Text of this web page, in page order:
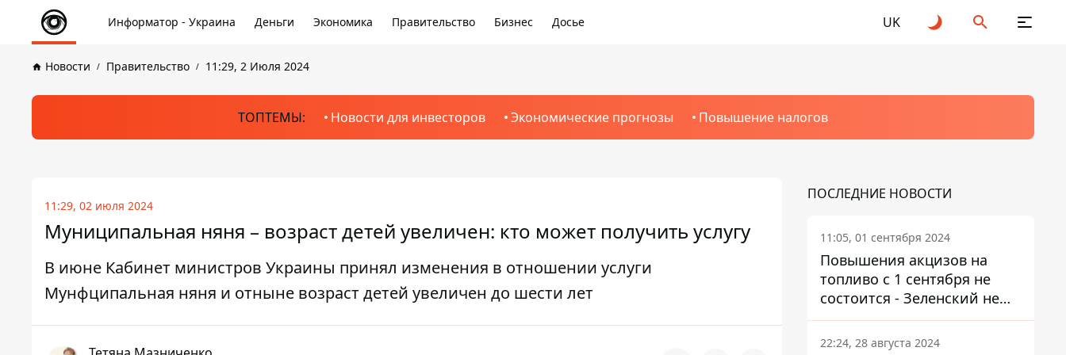
Информатор - Украина Деньги Экономика Правительство Бизнес Досье UK
Новости Правительство 11:29, 2 Июля 2024
ТОПТЕМЫ: Новости для инвесторов Экономические прогнозы Повышение налогов
11:29, 02 июля 2024
Муниципальная няня – возраст детей увеличен: кто может получить услугу
В июне Кабинет министров Украины принял изменения в отношении услуги
Мунфципальная няня и отныне возраст детей увеличен до шести лет
ПОСЛЕДНИЕ НОВОСТИ
11:05, 01 сентября 2024
Повышения акцизов на
топливо с 1 сентября не
состоится - Зеленский не
подписал закон
22:24, 28 августа 2024